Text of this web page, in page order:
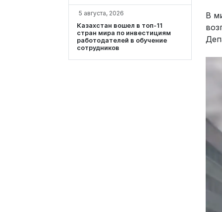
5 августа, 2026
Казахстан вошел в топ-11
стран мира по инвестициям
работодателей в обучение
сотрудников
В